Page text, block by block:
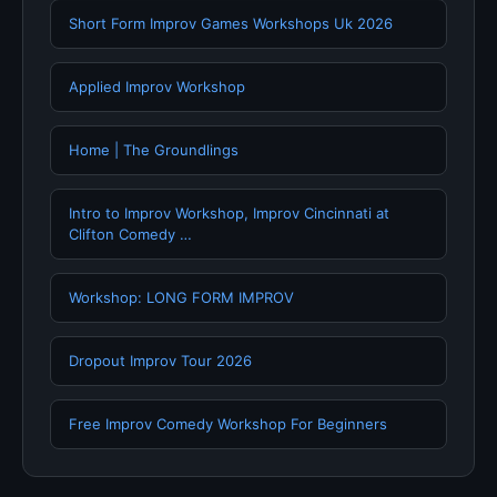
Short Form Improv Games Workshops Uk 2026
Applied Improv Workshop
Home | The Groundlings
Intro to Improv Workshop, Improv Cincinnati at
Clifton Comedy …
Workshop: LONG FORM IMPROV
Dropout Improv Tour 2026
Free Improv Comedy Workshop For Beginners